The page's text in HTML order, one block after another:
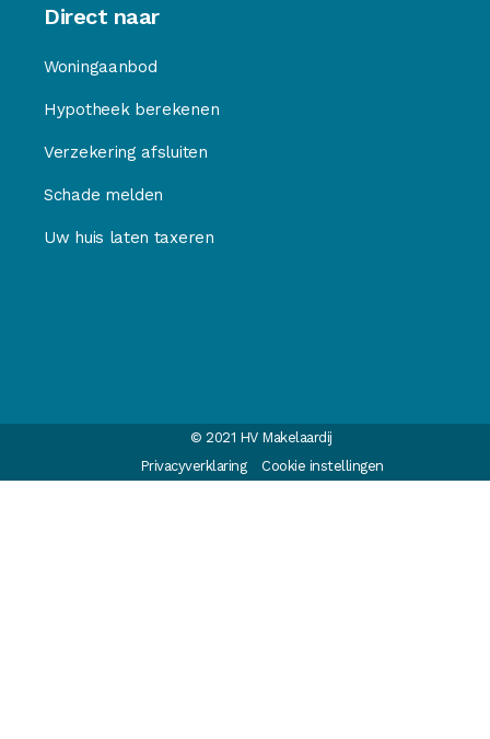
Direct naar
Woningaanbod
Hypotheek berekenen
Verzekering afsluiten
Schade melden
Uw huis laten taxeren
© 2021 HV Makelaardij
Privacyverklaring
Cookie instellingen